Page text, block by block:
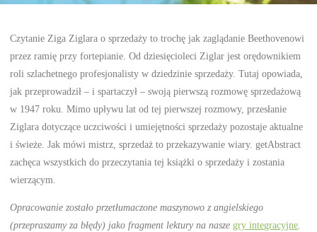
Czytanie Ziga Ziglara o sprzedaży to trochę jak zaglądanie Beethovenowi
przez ramię przy fortepianie. Od dziesięcioleci Ziglar jest orędownikiem
roli szlachetnego profesjonalisty w dziedzinie sprzedaży. Tutaj opowiada,
jak przeprowadził – i spartaczył – swoją pierwszą rozmowę sprzedażową
w 1947 roku. Mimo upływu lat od tej pierwszej rozmowy, przesłanie
Ziglara dotyczące uczciwości i umiejętności sprzedaży pozostaje aktualne
i świeże. Jak mówi mistrz, sprzedaż to przekazywanie wiary. getAbstract
zachęca wszystkich do przeczytania tej książki o sprzedaży i zostania
wierzącym.
Opracowanie zostało przetłumaczone maszynowo z angielskiego
(przepraszamy za błędy) jako fragment lektury na nasze gry integracyjne.